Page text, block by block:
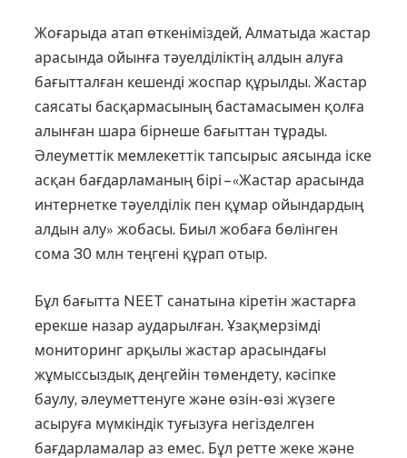
Жоғарыда атап өткеніміздей, Алматыда жастар
арасында ойын­ға тәуел­діліктің алдын алуға
бағыт­талған кешенді жоспар құрылды. Жастар
саясаты басқармасының бастамасымен қолға
алынған шара бірнеше бағыттан тұрады.
Әлеуметтік мемлекеттік тапсырыс аясында іске
асқан бағдарламаның бірі – «Жастар арасында
интернетке тәуелділік пен құмар ойындардың
алдын алу» жобасы. Биыл жобаға бөлінген
сома 30 млн теңгені құрап отыр.
Бұл бағытта NEET санатына кіретін жастарға
ерекше назар аударылған. Ұзақмерзімді
мониторинг арқылы жастар арасындағы
жұмыссыздық деңгейін төмендету, кәсіпке
баулу, әлеуметтенуге және өзін-өзі жүзеге
асыруға мүмкіндік туғызуға негізделген
бағдарламалар аз емес. Бұл ретте жеке және